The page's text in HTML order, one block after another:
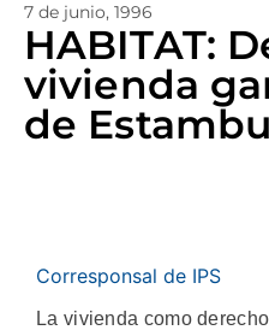
7 de junio, 1996
HABITAT:
vivienda
de
Corresponsal de IPS
La vivienda como